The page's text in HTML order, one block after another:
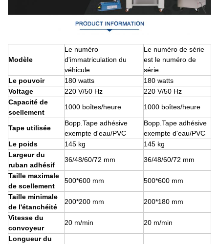
Modèle
Le numéro
d'immatriculation du
véhicule
Le numéro de série
est le numéro de
série.
Le pouvoir
180 watts
180 watts
Voltage
220 V/50 Hz
220 V/50 Hz
Capacité de
scellement
1000 boîtes/heure 1000 boîtes/heure
Tape utilisée
Bopp.Tape adhésive
exempte d'eau/PVC
Bopp.Tape adhésive
exempte d'eau/PVC
Le poids
145 kg
145 kg
Largeur du
ruban adhésif
36/48/60/72 mm 36/48/60/72 mm
Taille maximale
de scellement
500*600 mm 500*600 mm
Taille minimale
de l'étanchéité
200*200 mm 200*180 mm
Vitesse du
convoyeur
20 m/min 20 m/min
Longueur du